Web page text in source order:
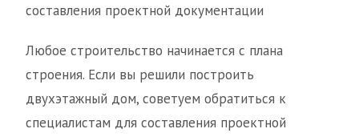
составления проектной документации
Любое строительство начинается с плана
строения. Если вы решили построить
двухэтажный дом, советуем обратиться к
специалистам для составления проектной